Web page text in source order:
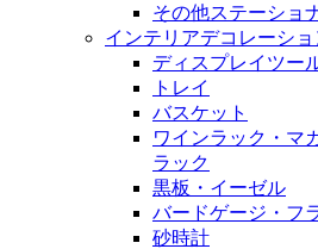
その他ステーショ
インテリアデコレーショ
ディスプレイツー
トレイ
バスケット
ワインラック・マ
ラック
黒板・イーゼル
バードゲージ・フ
砂時計